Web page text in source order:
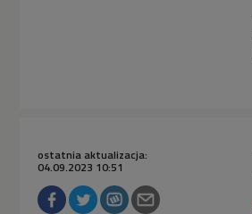
ostatnia aktualizacja:
04.09.2023 10:51